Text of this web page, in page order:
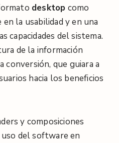
desktop como
la usabilidad y en una
capacidades del sistema.
de la información
conversión, que guiara a
hacia los beneficios
y composiciones
del software en